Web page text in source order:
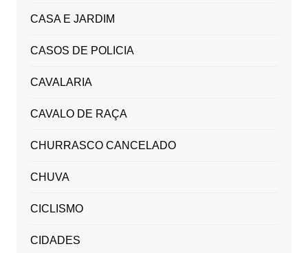
CASA E JARDIM
CASOS DE POLICIA
CAVALARIA
CAVALO DE RAÇA
CHURRASCO CANCELADO
CHUVA
CICLISMO
CIDADES